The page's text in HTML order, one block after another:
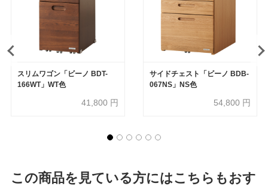
スリムワゴン「ビーノ BDT-
166WT」WT色
41,800 円
サイドチェスト「ビーノ BDB-
067NS」NS色
54,800 円
この商品を見ている方にはこちらもおす